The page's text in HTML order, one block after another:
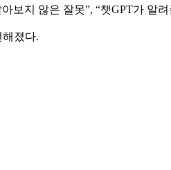
보지 않은 잘못”, “챗GPT가
졌다.